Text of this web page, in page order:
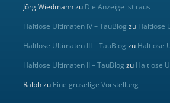
Jörg Wiedmannzu Die Anzeige ist raus
Haltlose Ultimaten IV – TauBlog zu Haltlose
Haltlose Ultimaten III – TauBlog zu Haltlose
Haltlose Ultimaten II – TauBlog zu Haltlose
Ralphzu Eine gruselige Vorstellung